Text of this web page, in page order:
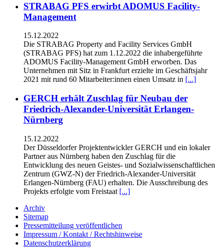
STRABAG PFS erwirbt ADOMUS Facility-
Management
15.12.2022
Die STRABAG Property and Facility Services GmbH
(STRABAG PFS) hat zum 1.12.2022 die inhabergeführte
ADOMUS Facility-Management GmbH erworben. Das
Unternehmen mit Sitz in Frankfurt erzielte im Geschäftsjahr
2021 mit rund 60 Mitarbeiter:innen einen Umsatz in [...]
GERCH erhält Zuschlag für Neubau der
Friedrich-Alexander-Universität Erlangen-
Nürnberg
15.12.2022
Der Düsseldorfer Projektentwickler GERCH und ein lokaler
Partner aus Nürnberg haben den Zuschlag für die
Entwicklung des neuen Geistes- und Sozialwissenschaftlichen
Zentrum (GWZ-N) der Friedrich-Alexander-Universität
Erlangen-Nürnberg (FAU) erhalten. Die Ausschreibung des
Projekts erfolgte vom Freistaat [...]
Archiv
Sitemap
Pressemitteilung veröffentlichen
Impressum / Kontakt / Rechtshinweise
Datenschutzerklärung